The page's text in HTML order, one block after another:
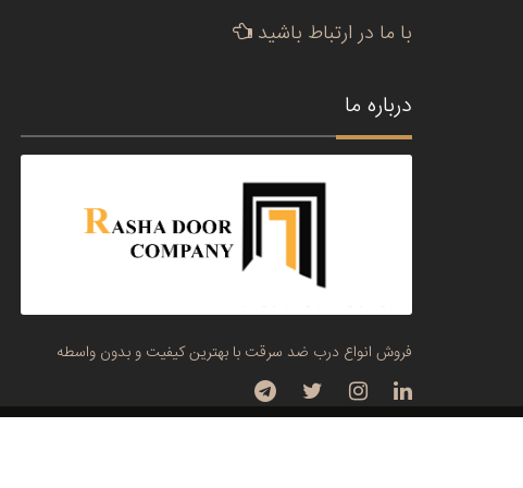
با ما در ارتباط باشید
درباره ما
فروش انواع درب ضد سرقت با بهترین کیفیت و بدون واسطه